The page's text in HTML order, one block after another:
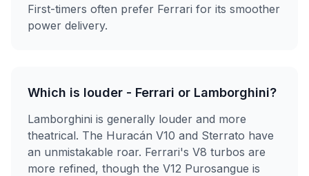
First-timers often prefer Ferrari for its smoother
power delivery.
Which is louder - Ferrari or Lamborghini?
Lamborghini is generally louder and more
theatrical. The Huracán V10 and Sterrato have
an unmistakable roar. Ferrari's V8 turbos are
more refined, though the V12 Purosangue is